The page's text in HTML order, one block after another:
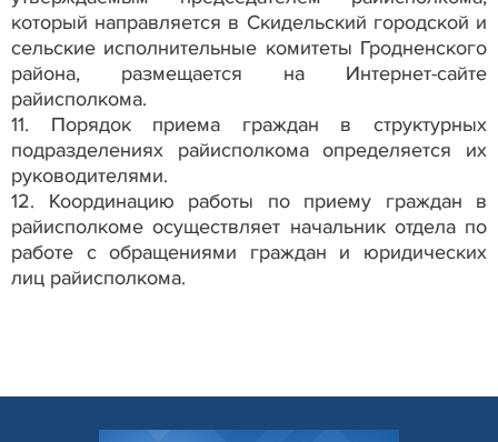
который направляется в Скидельский городской и
сельские исполнительные комитеты Гродненского
района, размещается на Интернет-сайте
райисполкома.
11. Порядок приема граждан в структурных
подразделениях райисполкома определяется их
руководителями.
12. Координацию работы по приему граждан в
райисполкоме осуществляет начальник отдела по
работе с обращениями граждан и юридических
лиц райисполкома.